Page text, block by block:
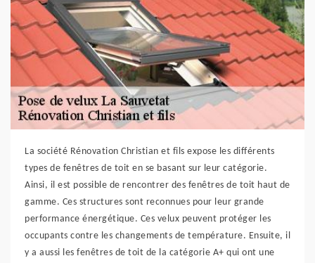
La société Rénovation Christian et fils expose les différents
types de fenêtres de toit en se basant sur leur catégorie.
Ainsi, il est possible de rencontrer des fenêtres de toit haut de
gamme. Ces structures sont reconnues pour leur grande
performance énergétique. Ces velux peuvent protéger les
occupants contre les changements de température. Ensuite, il
y a aussi les fenêtres de toit de la catégorie A+ qui ont une